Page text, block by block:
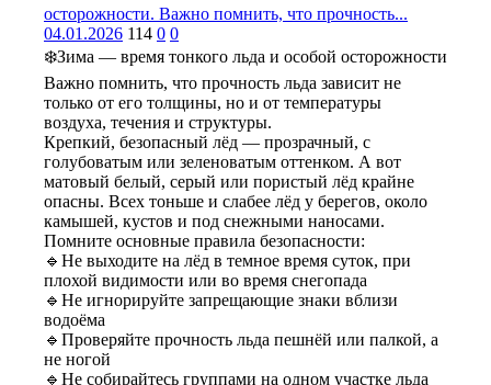
04.01.2026 114 0 0
❄️Зима — время тонкого льда и особой осторожности
Важно помнить, что прочность льда зависит не
только от его толщины, но и от температуры
воздуха, течения и структуры.
Крепкий, безопасный лёд — прозрачный, с
голубоватым или зеленоватым оттенком. А вот
матовый белый, серый или пористый лёд крайне
опасны. Всех тоньше и слабее лёд у берегов, около
камышей, кустов и под снежными наносами.
Помните основные правила безопасности:
🔹Не выходите на лёд в темное время суток, при
плохой видимости или во время снегопада
🔹Не игнорируйте запрещающие знаки вблизи
водоёма
🔹Проверяйте прочность льда пешнёй или палкой, а
не ногой
🔹Не собирайтесь группами на одном участке льда